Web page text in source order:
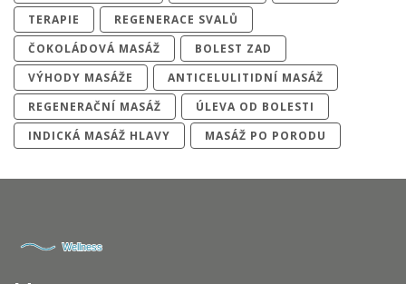
TERAPIE
REGENERACE SVALŮ
ČOKOLÁDOVÁ MASÁŽ
BOLEST ZAD
VÝHODY MASÁŽE
ANTICELULITIDNÍ MASÁŽ
REGENERAČNÍ MASÁŽ
ÚLEVA OD BOLESTI
INDICKÁ MASÁŽ HLAVY
MASÁŽ PO PORODU